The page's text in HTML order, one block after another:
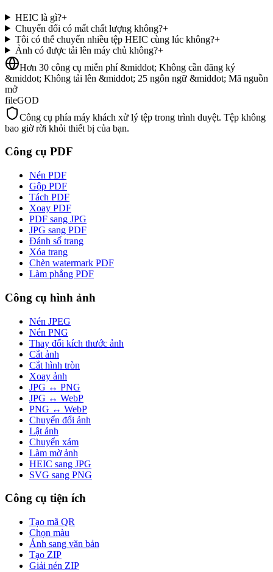
HEIC là gì?+
Chuyển đổi có mất chất lượng không?+
Tôi có thể chuyển nhiều tệp HEIC cùng lúc không?+
Ảnh có được tải lên máy chủ không?+
Hơn 30 công cụ miễn phí &middot; Không cần đăng ký
&middot; Không tải lên &middot; 25 ngôn ngữ &middot; Mã nguồn
mở
fileGOD
Công cụ phía máy khách xử lý tệp trong trình duyệt. Tệp không
bao giờ rời khỏi thiết bị của bạn.
Công cụ PDF
Nén PDF
Gộp PDF
Tách PDF
Xoay PDF
PDF sang JPG
JPG sang PDF
Đánh số trang
Xóa trang
Chèn watermark PDF
Làm phẳng PDF
Công cụ hình ảnh
Nén JPEG
Nén PNG
Thay đổi kích thước ảnh
Cắt ảnh
Cắt hình tròn
Xoay ảnh
JPG ↔ PNG
JPG ↔ WebP
PNG ↔ WebP
Chuyển đổi ảnh
Lật ảnh
Chuyển xám
Làm mờ ảnh
HEIC sang JPG
SVG sang PNG
Công cụ tiện ích
Tạo mã QR
Chọn màu
Ảnh sang văn bản
Tạo ZIP
Giải nén ZIP